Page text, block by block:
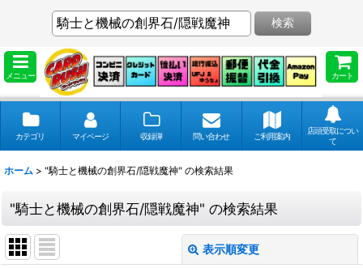
メニュー カート
検索
カテゴリ マイページ 収録弾 問い合わせ ご利用案内
店頭受取につい
て
ホーム > "騎士と機械の創界石/隠戦魔神" の検索結果
"騎士と機械の創界石/隠戦魔神" の検索結果
表示順変更